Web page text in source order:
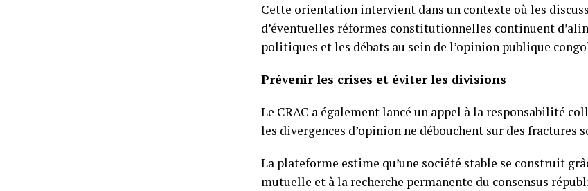
Cette orientation intervient dans un contexte où les
d’éventuelles réformes constitutionnelles continuent
politiques et les débats au sein de l’opinion publique
Prévenir les crises et éviter les divisions
Le CRAC a également lancé un appel à la responsabilité
les divergences d’opinion ne débouchent sur des fractures
La plateforme estime qu’une société stable se construit
mutuelle et à la recherche permanente du consensus